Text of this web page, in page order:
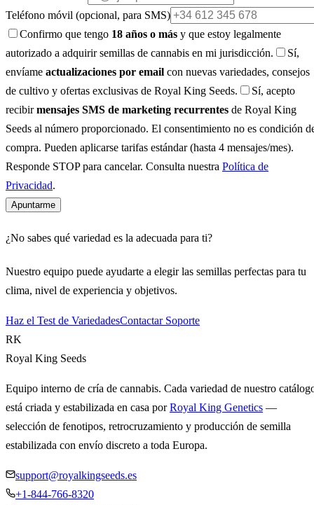
Teléfono móvil (opcional, para SMS)
Confirmo que tengo 18 años o más y que estoy legalmente
autorizado a adquirir semillas de cannabis en mi jurisdicción.
Sí,
envíame actualizaciones por email con nuevas variedades, consejos
de cultivo y ofertas exclusivas de Royal King Seeds.
Sí, acepto
recibirmensajes SMS de marketing recurrentes de Royal King
Seeds al número proporcionado. El consentimiento no es condición
compra. Pueden aplicarse tarifas estándar (hasta 4 mensajes/mes).
Responde STOP para cancelar. Consulta nuestra Política de
Privacidad.
Apuntarme
¿No sabes qué variedad es la adecuada para ti?
Nuestro equipo puede ayudarte a elegir las semillas perfectas para tu
clima, nivel de experiencia y objetivos.
Haz el Test de VariedadesContactar Soporte
RK
Royal King Seeds
Equipo interno de cría de cannabis. Cada variedad de nuestro
está criada y estabilizada en casa porRoyal King Genetics —
selección de fenotipos, retrocruzamiento y producción de semilla
estabilizada con envío discreto a toda Europa.
support@royalkingseeds.es
+1-844-766-8320